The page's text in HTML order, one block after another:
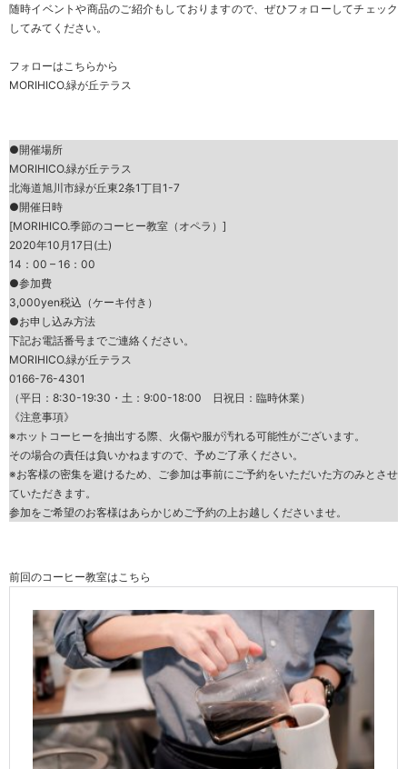
随時イベントや商品のご紹介もしておりますので、ぜひフォローしてチェック
してみてください。
フォローはこちらから
MORIHICO.緑が丘テラス
●開催場所
MORIHICO.緑が丘テラス
北海道旭川市緑が丘東2条1丁目1-7
●開催日時
[MORIHICO.季節のコーヒー教室（オペラ）]
2020年10月17日(土)
14：00 – 16：00
●参加費
3,000yen税込（ケーキ付き）
●お申し込み方法
下記お電話番号までご連絡ください。
MORIHICO.緑が丘テラス
0166-76-4301
（平日：8:30-19:30・土：9:00-18:00 日祝日：臨時休業）
《注意事項》
※ホットコーヒーを抽出する際、火傷や服が汚れる可能性がございます。
その場合の責任は負いかねますので、予めご了承ください。
※お客様の密集を避けるため、ご参加は事前にご予約をいただいた方のみとさせ
ていただきます。
参加をご希望のお客様はあらかじめご予約の上お越しくださいませ。
前回のコーヒー教室はこちら